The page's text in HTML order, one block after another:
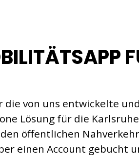
von uns entwickelte
Lösung für die
öffentlichen
einen Account gebucht